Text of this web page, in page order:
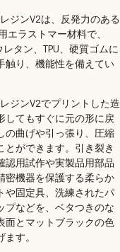
ジンV2は、反発力のある
エラストマー材料で、
タン、TPU、硬質ゴムに
触り、機能性を備えてい
ジンV2でプリントした造
してもすぐに元の形に戻
の曲げや引っ張り、圧縮
とができます。引き裂き
認用試作や実製品用部品
密機器を保護する柔らか
や固定具、洗練されたパ
プなどを、ベタつきのな
面とマットブラックの色
す。